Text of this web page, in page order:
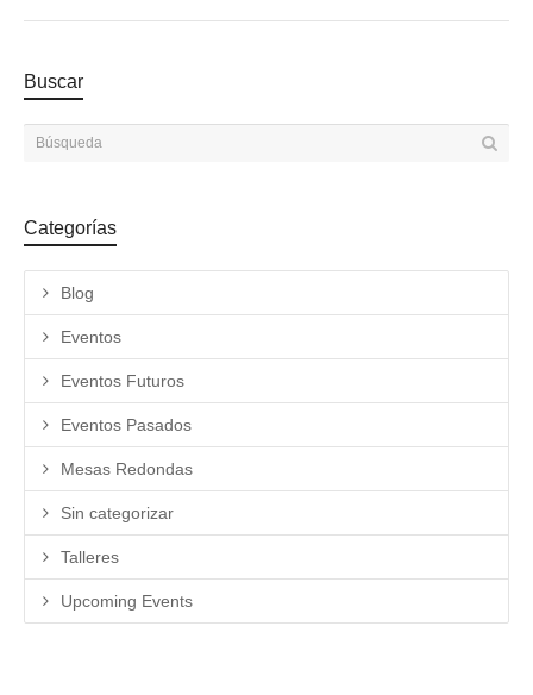
Buscar
Categorías
Blog
Eventos
Eventos Futuros
Eventos Pasados
Mesas Redondas
Sin categorizar
Talleres
Upcoming Events